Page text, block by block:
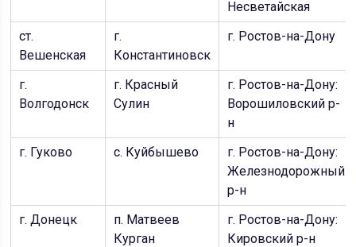
Несветайская
ст.
Вешенская
г.
Константиновск
г. Ростов-на-Дону
г.
Волгодонск
г. Красный
Сулин
г. Ростов-на-Дону:
Ворошиловский р-
н
г. Гуково
с. Куйбышево
г. Ростов-на-Дону:
Железнодорожный
р-н
г. Донецк
п. Матвеев
Курган
г. Ростов-на-Дону:
Кировский р-н